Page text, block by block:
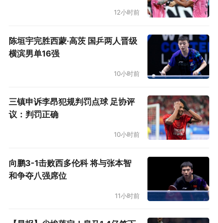
12小时前
陈垣宇完胜西蒙·高茨 国乒两人晋级
横滨男单16强
10小时前
三镇申诉李昂犯规判罚点球 足协评
议：判罚正确
10小时前
向鹏3-1击败西多伦科 将与张本智
和争夺八强席位
11小时前